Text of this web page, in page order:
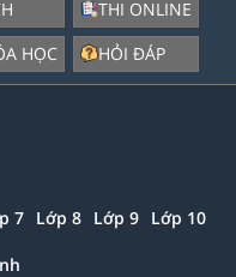
HỌC
THI ONLINE
HỎI ĐÁP
7 Lớp 8 Lớp 9 Lớp 10